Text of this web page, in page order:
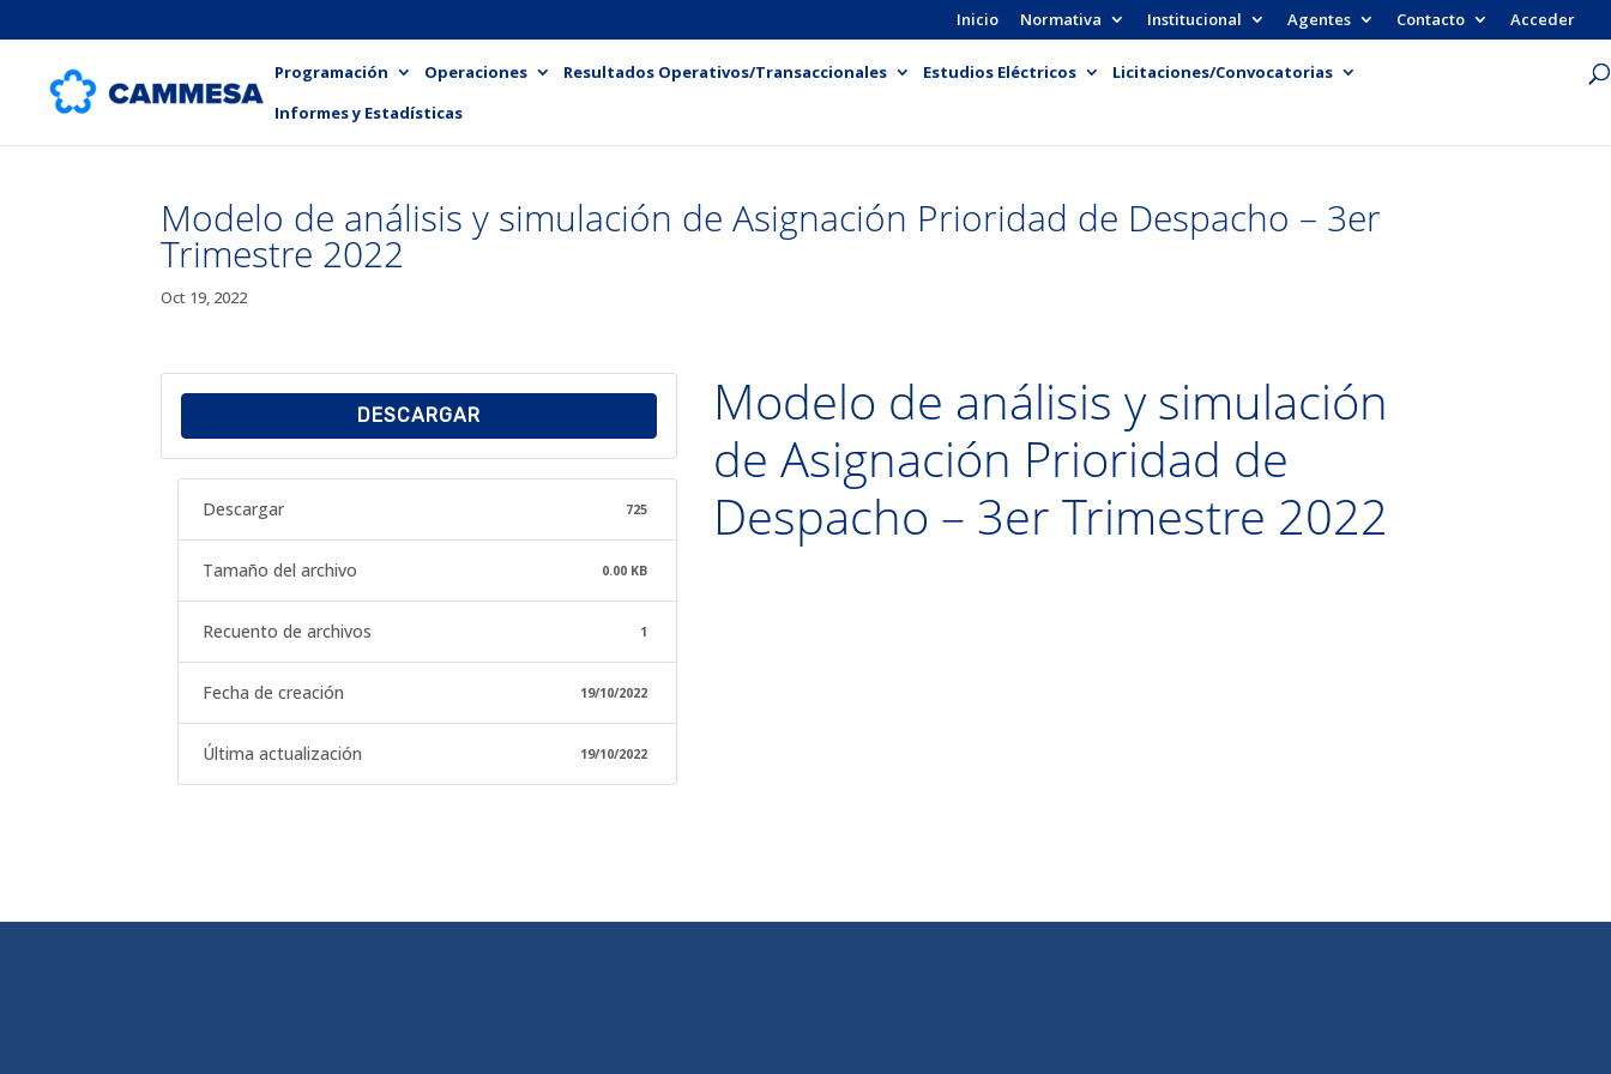
Inicio Normativa Institucional Agentes Contacto Acceder
Programación Operaciones Resultados Operativos/Transaccionales Estudios Eléctricos
Licitaciones/Convocatorias
Informes y Estadísticas
Modelo de análisis y simulación de Asignación Prioridad de Despacho – 3er
Trimestre 2022
Oct 19, 2022
DESCARGAR
Descargar 725
Tamaño del archivo 0.00 KB
Recuento de archivos 1
Fecha de creación 19/10/2022
Última actualización 19/10/2022
Modelo de análisis y simulación
de Asignación Prioridad de
Despacho – 3er Trimestre 2022